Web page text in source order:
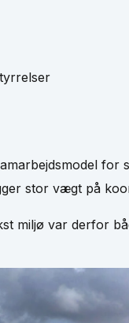
stor vægt på
miljø var derfor